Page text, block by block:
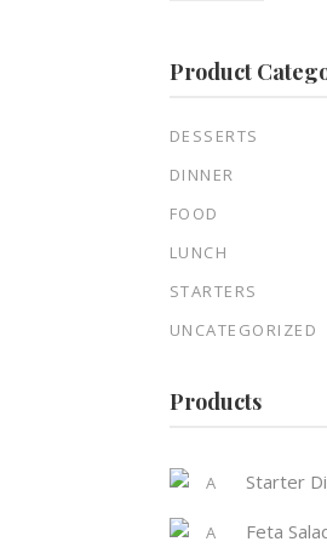
Product
DESSERTS
DINNER
FOOD
LUNCH
STARTERS
UNCATEGORIZED
Products
Starter
Feta